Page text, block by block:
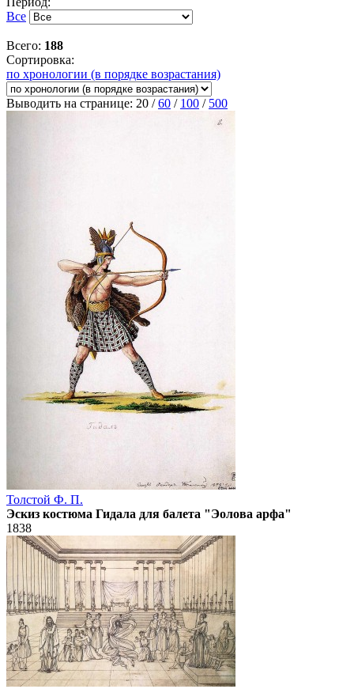
Все
Всего: 188
Сортировка:
по хронологии (в порядке возрастания)
Выводить на странице: 20 /60 / 100 / 500
Толстой Ф. П.
Эскиз костюма Гидала для балета "Эолова арфа"
1838